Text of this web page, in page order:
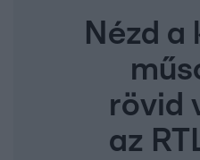
Nézd a
rövid
az